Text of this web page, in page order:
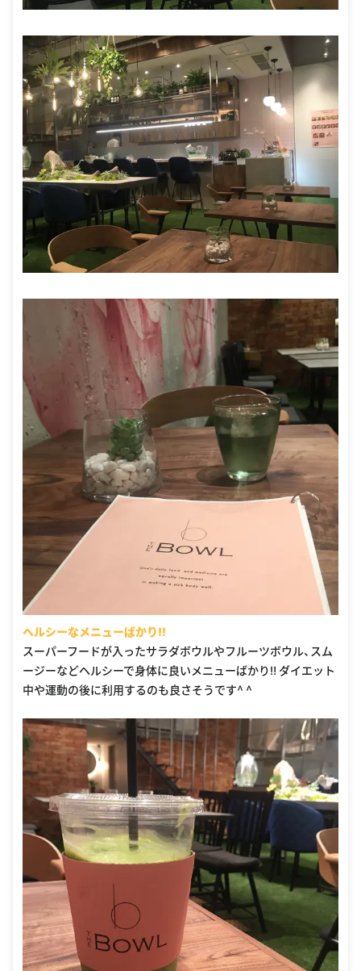
ヘルシーなメニューばかり‼︎
スーパーフードが入ったサラダボウルやフルーツボウル、スム
ージーなどヘルシーで身体に良いメニューばかり‼︎ ダイエット
中や運動の後に利用するのも良さそうです^ ^